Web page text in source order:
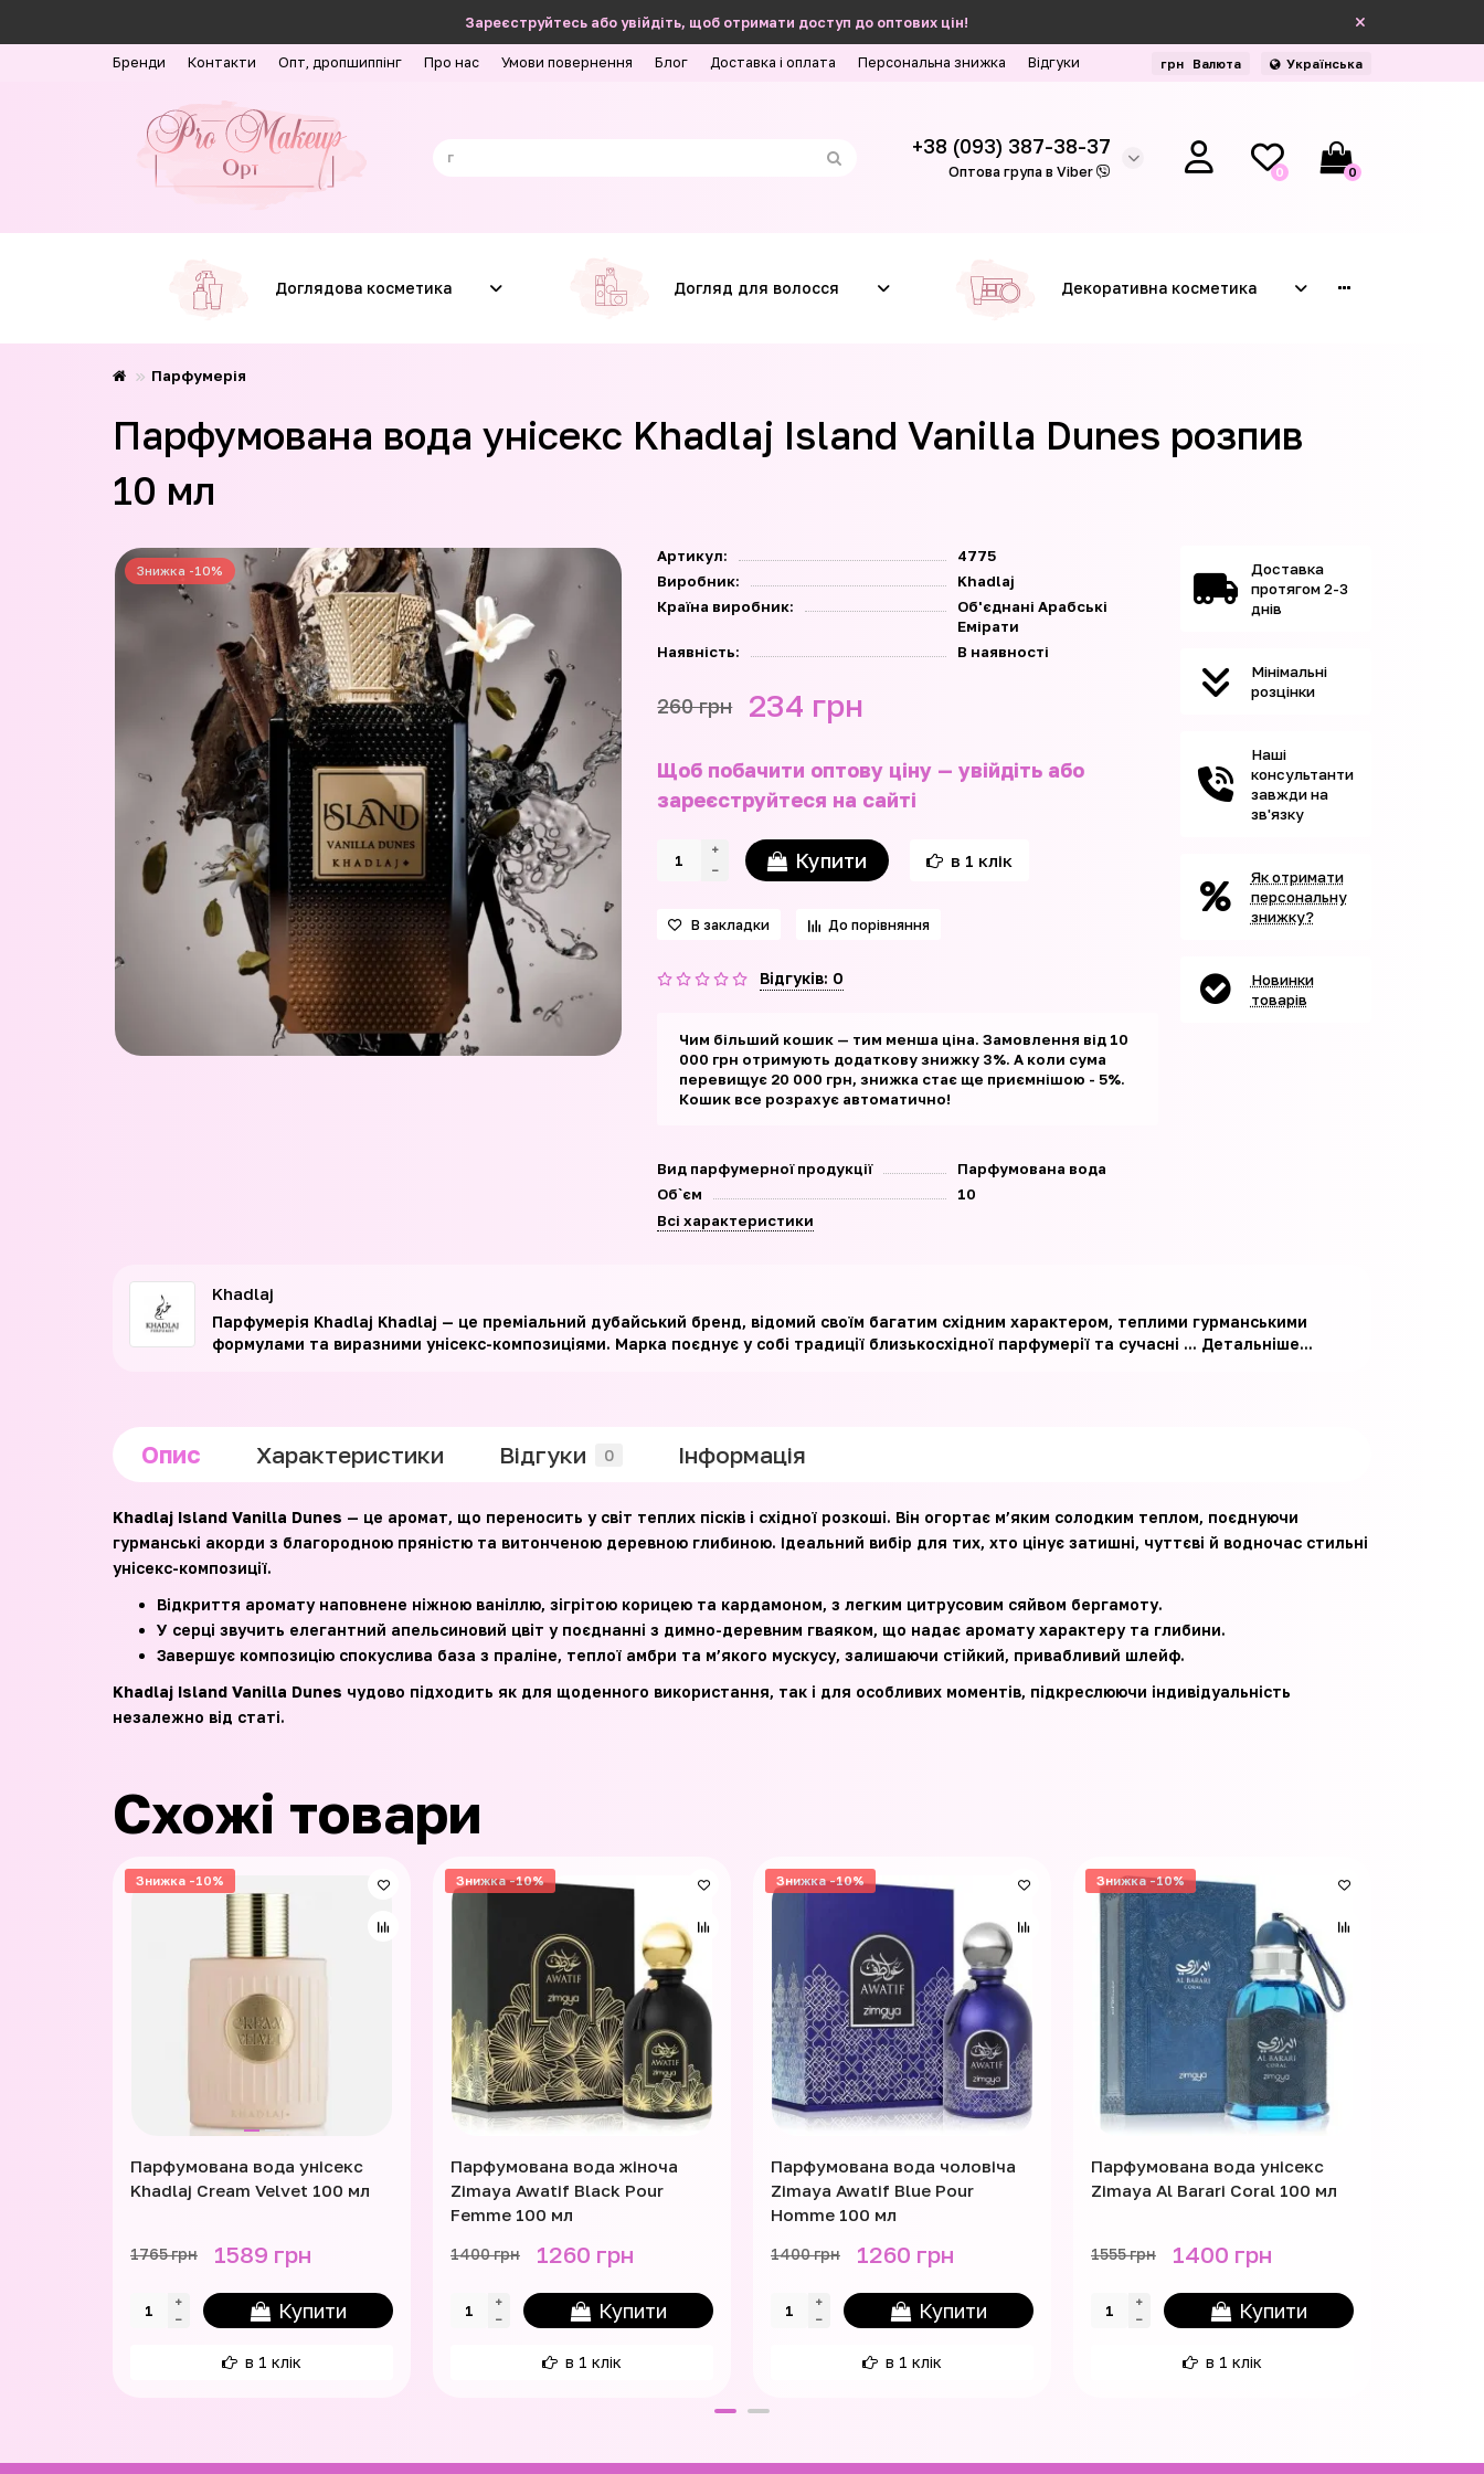
Зареєструйтесь або увійдіть, щоб отримати доступ до оптових цін!
Бренди Контакти Опт, дропшиппінг Про нас Умови повернення Блог Доставка і оплата Персональна знижка Відгуки грн Валюта Українська
+38 (093) 387-38-37
Оптова група в Viber 0 0
Доглядова косметика Догляд для волосся Декоративна косметика
Парфумерія
Парфумована вода унісекс Khadlaj Island Vanilla Dunes розпив
10 мл
Знижка -10%
Артикул:
4775
Виробник:
Khadlaj
Країна виробник:
Об'єднані Арабські
Емірати
Наявність:
В наявності
260 грн 234 грн
Щоб побачити оптову ціну — увійдіть або
зареєструйтеся на сайті
Купити в 1 клік
В закладки До порівняння
Відгуків: 0
Чим більший кошик — тим менша ціна. Замовлення від 10
000 грн отримують додаткову знижку 3%. А коли сума
перевищує 20 000 грн, знижка стає ще приємнішою - 5%.
Кошик все розрахує автоматично!
Вид парфумерної продукції
Парфумована вода
Об`єм
10
Всі характеристики
Доставка
протягом 2-3
днів
Мінімальні
розцінки
Наші
консультанти
завжди на
зв'язку
Як отримати
персональну
знижку?
Новинки
товарів
Khadlaj
Парфумерія Khadlaj Khadlaj — це преміальний дубайський бренд, відомий своїм багатим східним характером, теплими гурманськими
формулами та виразними унісекс-композиціями. Марка поєднує у собі традиції близькосхідної парфумерії та сучасні ... Детальніше...
Опис Характеристики Відгуки 0 Iнформація
Khadlaj Island Vanilla Dunes — це аромат, що переносить у світ теплих пісків і східної розкоші. Він огортає м’яким солодким теплом, поєднуючи
гурманські акорди з благородною пряністю та витонченою деревною глибиною. Ідеальний вибір для тих, хто цінує затишні, чуттєві й водночас стильні
унісекс-композиції.
Відкриття аромату наповнене ніжною ваніллю, зігрітою корицею та кардамоном, з легким цитрусовим сяйвом бергамоту.
У серці звучить елегантний апельсиновий цвіт у поєднанні з димно-деревним гваяком, що надає аромату характеру та глибини.
Завершує композицію спокуслива база з праліне, теплої амбри та м’якого мускусу, залишаючи стійкий, привабливий шлейф.
Khadlaj Island Vanilla Dunes чудово підходить як для щоденного використання, так і для особливих моментів, підкреслюючи індивідуальність
незалежно від статі.
Схожі товари
Знижка -10%
Парфумована вода унісекс
Khadlaj Cream Velvet 100 мл
1765 грн 1589 грн
Купити
в 1 клік
Знижка -10%
Парфумована вода жіноча
Zimaya Awatif Black Pour
Femme 100 мл
1400 грн 1260 грн
Купити
в 1 клік
Знижка -10%
Парфумована вода чоловіча
Zimaya Awatif Blue Pour
Homme 100 мл
1400 грн 1260 грн
Купити
в 1 клік
Знижка -10%
Парфумована вода унісекс
Zimaya Al Barari Coral 100 мл
1555 грн 1400 грн
Купити
в 1 клік